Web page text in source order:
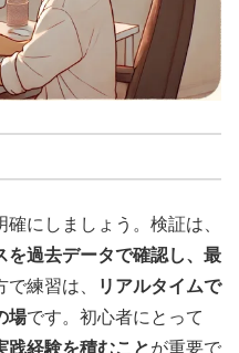
にしましょう。検証は、
を過去データで確認し、最
練習は、
リアルタイムで
場です。初心者にとって
践経験を積むことが重要で